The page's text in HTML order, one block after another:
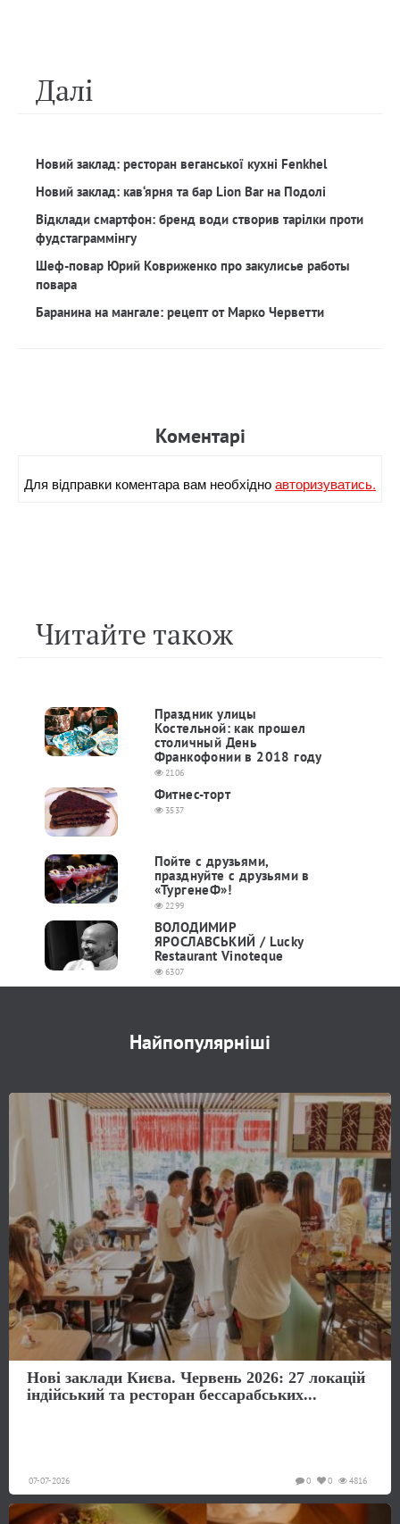
Далi
Новий заклад: ресторан веганської кухні Fenkhel
Новий заклад: кав‘ярня та бар Lion Bar на Подолі
Відклади смартфон: бренд води створив тарілки проти
фудстаграммінгу
Шеф-повар Юрий Ковриженко про закулисье работы
повара
Баранина на мангале: рецепт от Марко Черветти
Коментарi
Для вiдправки коментара вам необхiдноавторизуватись.
Читайте також
Праздник улицы
Костельной: как прошел
столичный День
Франкофонии в 2018 году
2106
Фитнес-торт
3537
Пойте с друзьями,
празднуйте с друзьями в
«ТургенеФ»!
2299
ВОЛОДИМИР
ЯРОСЛАВСЬКИЙ / Lucky
Restaurant Vinoteque
6307
Найпопулярніші
Нові заклади Києва. Червень 2026: 27 локацій
індійський та ресторан бессарабських...
07-07-2026 4816
0
0